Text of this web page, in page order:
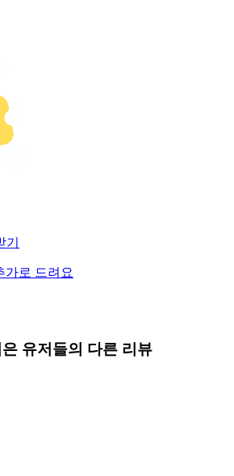
기
가로 드려요
유저들의 다른 리뷰